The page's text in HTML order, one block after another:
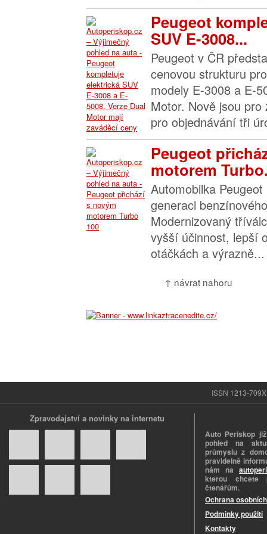
Peugeot
SUV E-3008...
Peugeot v ČR
cenovou strukturu
modely E-3008 a E-
Motor. Nově jsou
pro objednávání tři
Peugeot
motorem
Automobilka
generaci
Modernizovaný
vyšší účinnost, lepší
otáčkách a výrazně...
↑ návrat nahoru
ISSN 1213-
Zpravodajství a novinky na internetu
Auto Periskop
pohled na
průmyslu z
pravidelně
nám na
kterou chcete
čtenářům.
Ochrana
Podmínky použití
Kontakty